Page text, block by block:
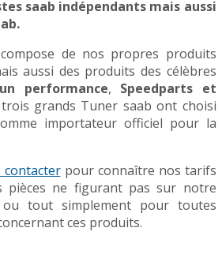
saab indépendants mais aussi
de nos propres produits
aussi des produits des célèbres
performance, Speedparts et
grands Tuner saab ont choisi
importateur officiel pour la
contacterpour connaître nos tarifs
pièces ne figurant pas sur notre
tout simplement pour toutes
ces produits.